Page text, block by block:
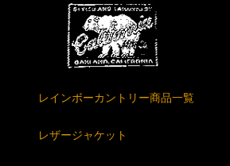
レインボーカントリー商品一覧
レザージャケット